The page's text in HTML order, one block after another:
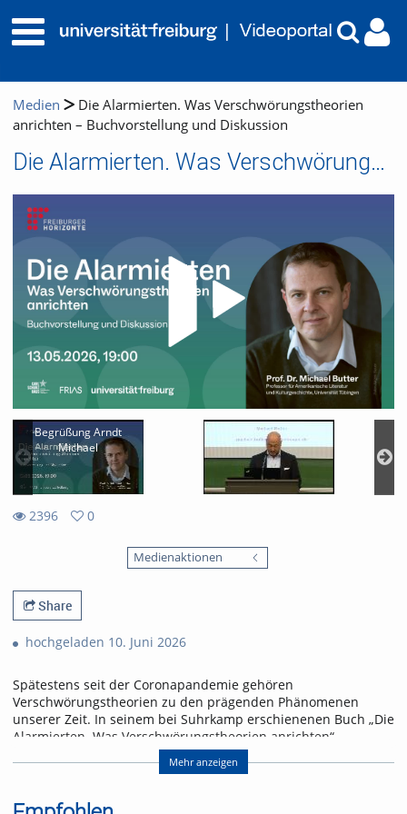
Medien
Die Alarmierten. Was Verschwörungstheorien
anrichten – Buchvorstellung und Diskussion
Die Alarmierten. Was Verschwörungstheorien anrichten – Buchvorstellung und Diskussion
Begrüßung Arndt
Michael
2396
0
Medienaktionen
Share
hochgeladen 10. Juni 2026
Spätestens seit der Coronapandemie gehören
Verschwörungstheorien zu den prägenden Phänomenen
unserer Zeit. In seinem bei Suhrkamp erschienenen Buch „Die
Alarmierten. Was Verschwörungstheorien anrichten“
analysiert der Amerikanist Prof. Dr. Michael Butter (Universität
Tübingen), warum immer mehr Menschen für
welche gesellschaftlichen Folgen das hat. In seinem Vortrag
Mehr anzeigen